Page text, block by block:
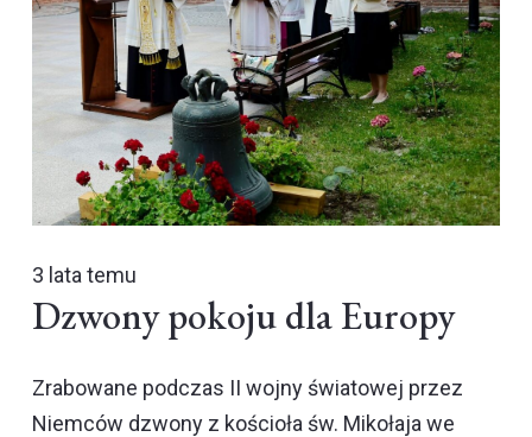
3 lata temu
Dzwony pokoju dla Europy
Zrabowane podczas II wojny światowej przez
Niemców dzwony z kościoła św. Mikołaja we